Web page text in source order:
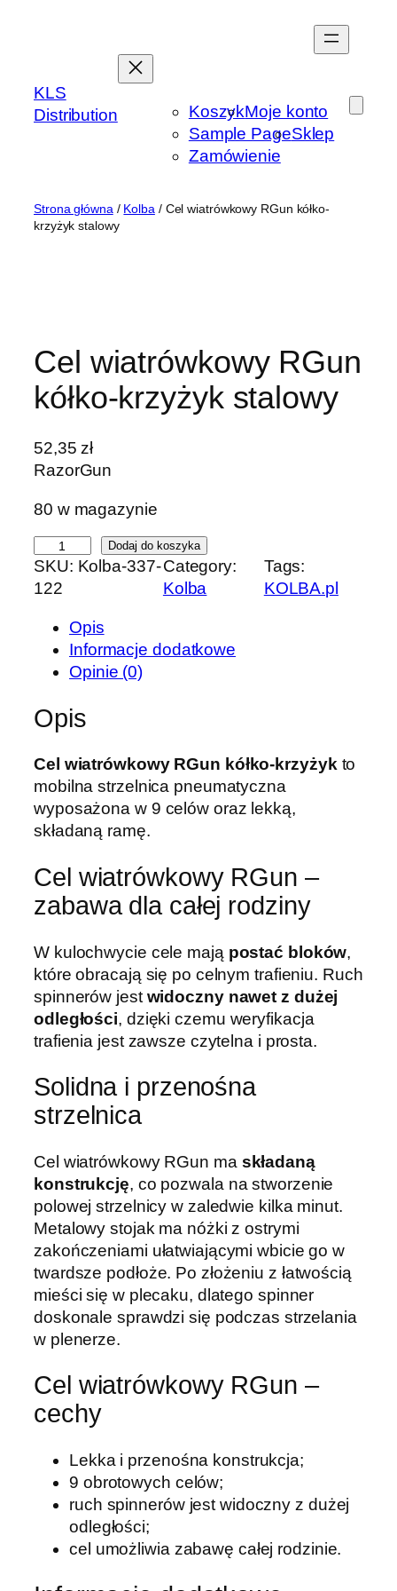
KLS
Distribution
KoszykMoje konto
Sample PageSklep
Zamówienie
Strona główna / Kolba / Cel wiatrówkowy RGun kółko-
krzyżyk stalowy
Cel wiatrówkowy RGun
kółko-krzyżyk stalowy
52,35zł
RazorGun
80 w magazynie
l
o
w
a
t
r
ó
k
o
y
R
G
u
n
ó
k
-
k
r
z
y
ż
y
k
s
a
l
Dodaj do koszyka
SKU: Kolba-337-
122
Category:
Kolba
Tags:
KOLBA.pl
Opis
Informacje dodatkowe
Opinie (0)
Opis
Cel wiatrówkowy RGun kółko-krzyżyk to
mobilna strzelnica pneumatyczna
wyposażona w 9 celów oraz lekką,
składaną ramę.
Cel wiatrówkowy RGun –
zabawa dla całej rodziny
W kulochwycie cele mają postać bloków,
które obracają się po celnym trafieniu. Ruch
spinnerów jest widoczny nawet z dużej
odległości, dzięki czemu weryfikacja
trafienia jest zawsze czytelna i prosta.
Solidna i przenośna
strzelnica
Cel wiatrówkowy RGun ma składaną
konstrukcję, co pozwala na stworzenie
polowej strzelnicy w zaledwie kilka minut.
Metalowy stojak ma nóżki z ostrymi
zakończeniami ułatwiającymi wbicie go w
twardsze podłoże. Po złożeniu z łatwością
mieści się w plecaku, dlatego spinner
doskonale sprawdzi się podczas strzelania
w plenerze.
Cel wiatrówkowy RGun –
cechy
Lekka i przenośna konstrukcja;
9 obrotowych celów;
ruch spinnerów jest widoczny z dużej
odległości;
cel umożliwia zabawę całej rodzinie.